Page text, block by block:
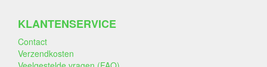
KLANTENSERVICE
Contact
Verzendkosten